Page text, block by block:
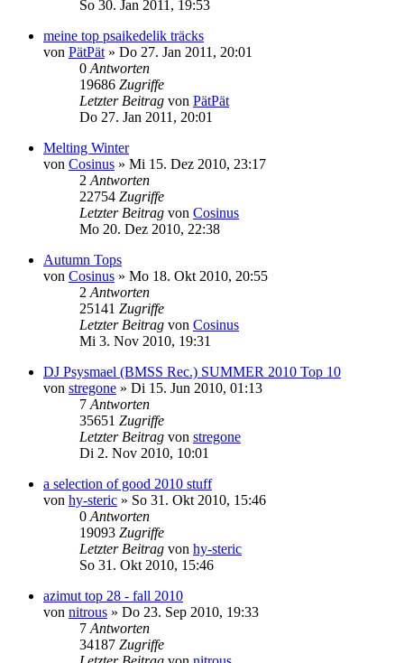
So 30. Jan 2011, 19:53
meine top psaikedelik träcks
von PätPät » Do 27. Jan 2011, 20:01
0 Antworten
19686 Zugriffe
Letzter Beitrag von PätPät
Do 27. Jan 2011, 20:01
Melting Winter
von Cosinus » Mi 15. Dez 2010, 23:17
2 Antworten
22754 Zugriffe
Letzter Beitrag von Cosinus
Mo 20. Dez 2010, 22:38
Autumn Tops
von Cosinus » Mo 18. Okt 2010, 20:55
2 Antworten
25141 Zugriffe
Letzter Beitrag von Cosinus
Mi 3. Nov 2010, 19:31
DJ Psysmael (BMSS Rec.) SUMMER 2010 Top 10
von stregone » Di 15. Jun 2010, 01:13
7 Antworten
35651 Zugriffe
Letzter Beitrag von stregone
Di 2. Nov 2010, 10:01
a selection of good 2010 stuff
von hy-steric » So 31. Okt 2010, 15:46
0 Antworten
19093 Zugriffe
Letzter Beitrag von hy-steric
So 31. Okt 2010, 15:46
azimut top 28 - fall 2010
von nitrous » Do 23. Sep 2010, 19:33
7 Antworten
34187 Zugriffe